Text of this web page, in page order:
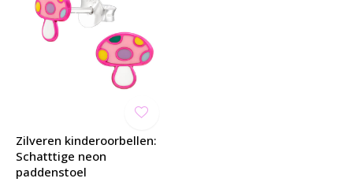
Zilveren kinderoorbellen:
Schatttige neon
paddenstoel